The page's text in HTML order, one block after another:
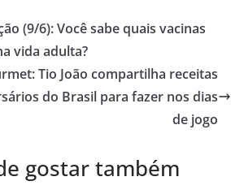
(9/6): Você sabe quais vacinas
vida adulta?
Tio João compartilha receitas
do Brasil para fazer nos dias
de jogo
gostar também